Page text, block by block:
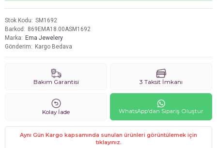
Stok Kodu
SM1692
Barkod
869EMA18.00ASM1692
Marka
Ema Jewelery
Gönderim
Kargo Bedava
Bakım Garantisi 3 Taksit İmkanı
Kolay İade WhatsApp'dan Sipariş Oluştur
Aynı Gün Kargo kapsamında sunulan ürünleri görüntülemek için
tıklayınız.